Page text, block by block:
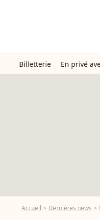
Billetterie En privé
Accueil Dernières news